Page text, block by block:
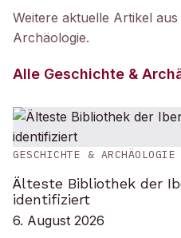
Weitere aktuelle Artikel
Archäologie.
Alle Geschichte &
GESCHICHTE & ARCHÄOLOGIE
Älteste Bibliothek der
identifiziert
6. August 2026